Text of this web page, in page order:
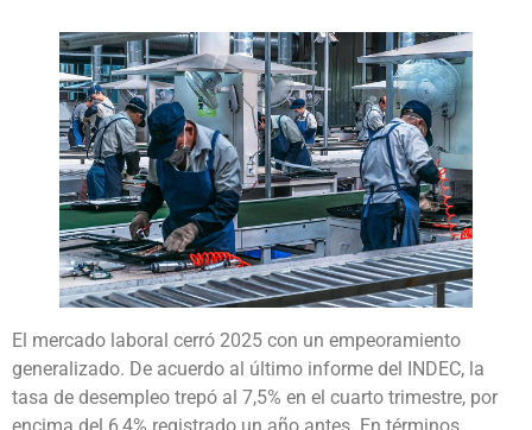
El mercado laboral cerró 2025 con un empeoramiento
generalizado. De acuerdo al último informe del INDEC, la
tasa de desempleo trepó al 7,5% en el cuarto trimestre, por